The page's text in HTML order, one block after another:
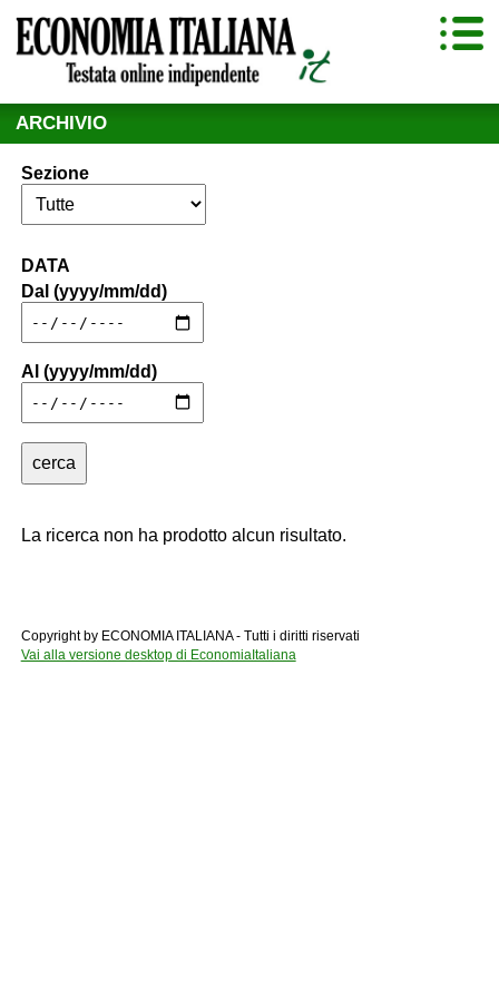
ARCHIVIO
Sezione
DATA
Dal (yyyy/mm/dd)
Al (yyyy/mm/dd)
La ricerca non ha prodotto alcun risultato.
Copyright by ECONOMIA ITALIANA - Tutti i diritti riservati
Vai alla versione desktop di EconomiaItaliana